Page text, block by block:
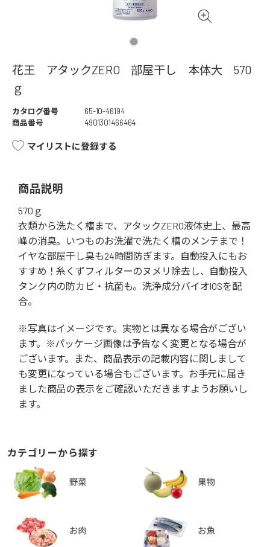
花王 アタックZERO 部屋干し 本体大 570
ｇ
カタログ番号
65-10-46194
商品番号
4901301466464
マイリストに登録する
商品説明
570ｇ
衣類から洗たく槽まで、アタックZERO液体史上、最高
峰の消臭。いつものお洗濯で洗たく槽のメンテまで！
イヤな部屋干し臭も24時間防ぎます。自動投入にもお
すすめ！糸くずフィルターのヌメリ除去し、自動投入
タンク内の防カビ・抗菌も。洗浄成分バイオIOSを配
合。
※写真はイメージです。実物とは異なる場合がござい
ます。※パッケージ画像は予告なく変更となる場合が
ございます。また、商品表示の記載内容に関しまして
も変更になっている場合もございます。お手元に届き
ました商品の表示をご確認いただきますようお願いし
ます。
カテゴリーから探す